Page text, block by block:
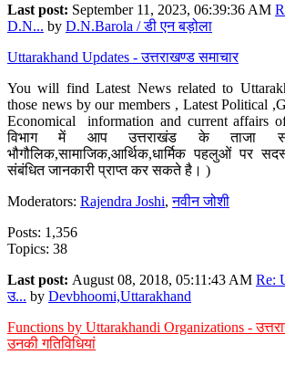
Last post: September 11, 2023, 06:39:36 AM
D.N... by D.N.Barola / डी एन बड़ोला
Uttarakhand Updates - उत्तराखण्ड समाचार
You will find Latest News related to
those news by our members , Latest Political
Economical information and current affairs
विभाग में आप उत्तराखंड के ताजा
भौगौलिक,सामाजिक,आर्थिक,धार्मिक पहलुओं पर
संबंधित जानकारी प्राप्त कर सकते है। )
Moderators: Rajendra Joshi,नवीन जोशी
Posts: 1,356
Topics: 38
Last post: August 08, 2018, 05:11:43 AM Re:
उ... by Devbhoomi,Uttarakhand
Functions by Uttarakhandi Organizations -
उनकी गतिविधियां